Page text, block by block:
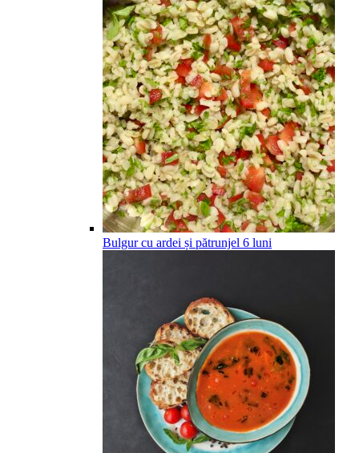
Bulgur cu ardei și pătrunjel 6 luni